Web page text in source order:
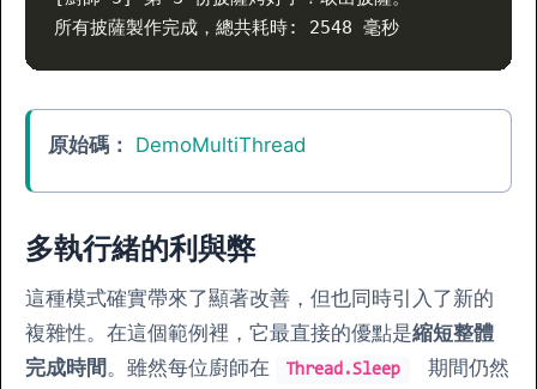
所有披薩製作完成，總共耗時: 2548 毫秒
原始碼： DemoMultiThread
多執行緒的利與弊
這種模式確實帶來了顯著改善，但也同時引入了新的
複雜性。在這個範例裡，它最直接的優點是縮短整體
完成時間。雖然每位廚師在 Thread.Sleep
期間仍然